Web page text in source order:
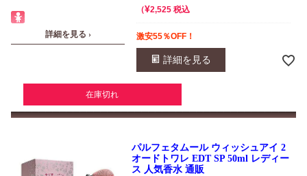
詳細を見る ›
¥2,525 税込
激安55％OFF！
詳細を見る
在庫切れ
パルフェタムール ウィッシュアイ 2
オードトワレ EDT SP 50ml レディー
ス 人気香水 通販